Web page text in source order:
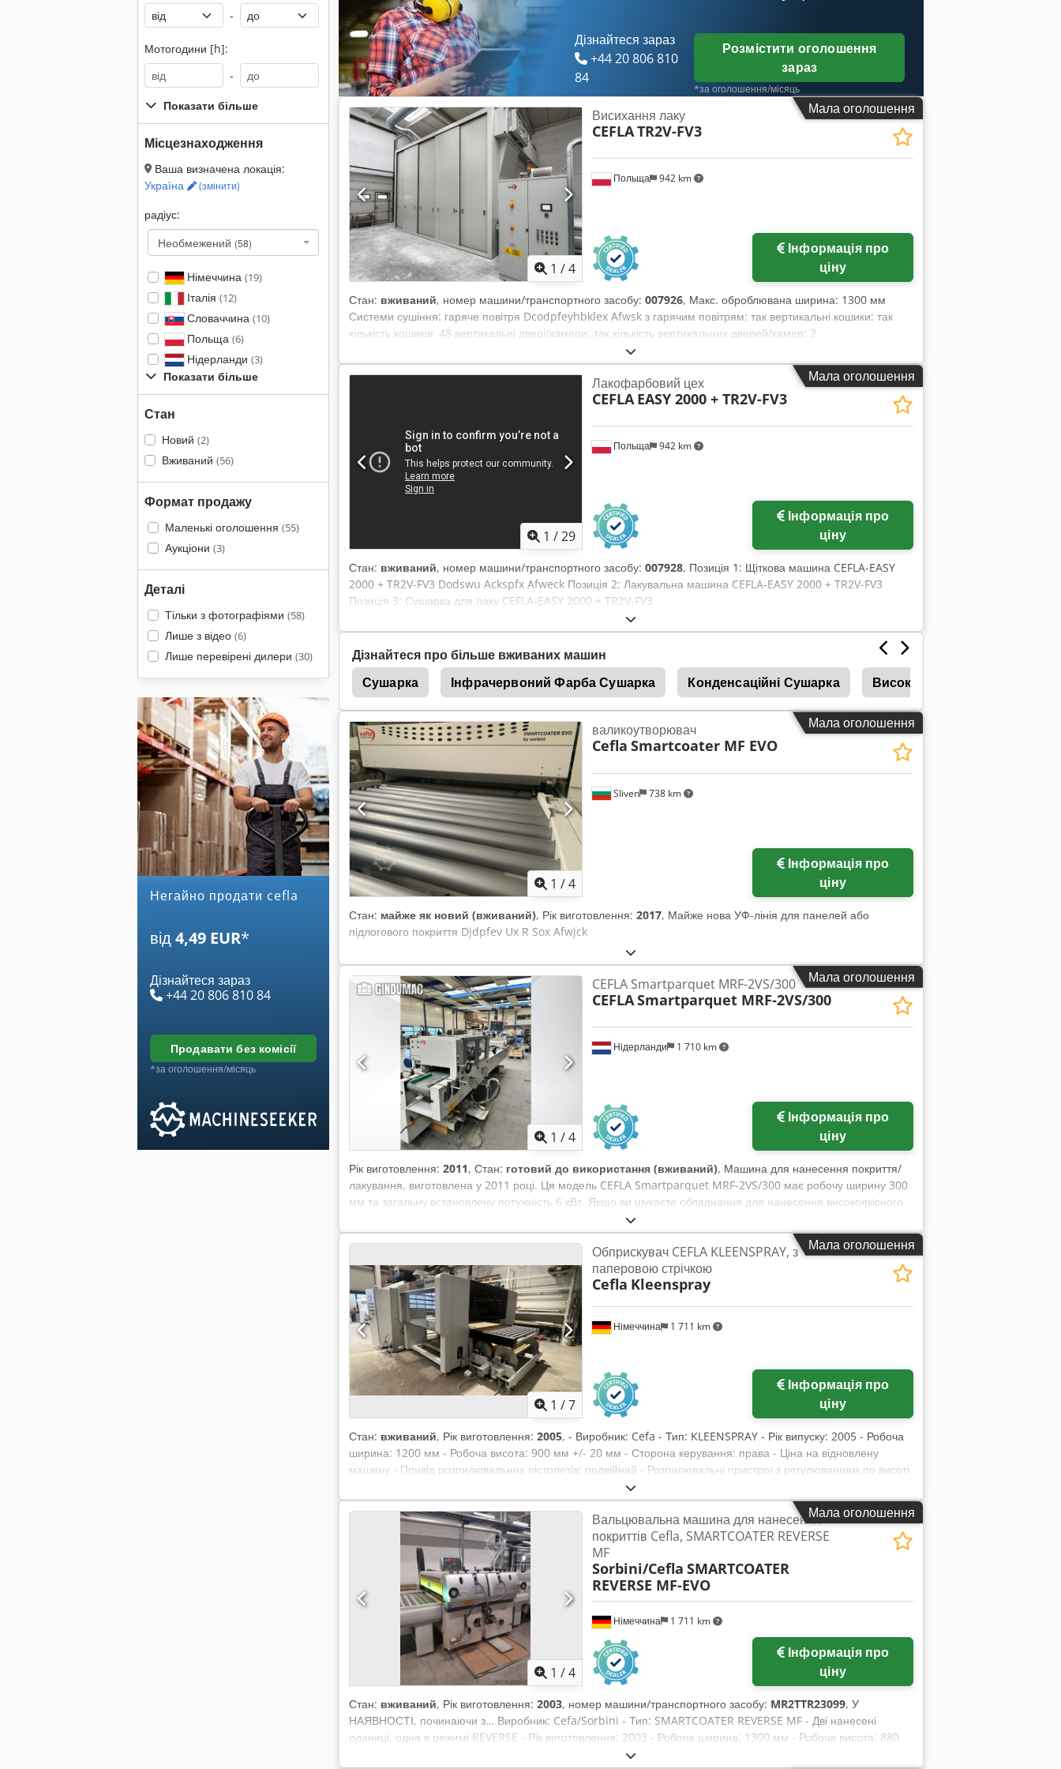
-
Мотогодини [h]:
-
Показати більше
Місцезнаходження
Ваша визначена локація:
Україна
(змінити)
радіус:
Необмежений (58)
Німеччина (19)
Італія (12)
Словаччина (10)
Польща (6)
Нідерланди (3)
Показати більше
Стан
Новий (2)
Вживаний (56)
Формат продажу
Маленькі оголошення (55)
Аукціони (3)
Деталі
Тільки з фотографіями (58)
Лише з відео (6)
Лише перевірені дилери (30)
Негайно продати cefla
від4,49 EUR*
Дізнайтеся зараз
+44 20 806 810 84
продавати без комісії
*за оголошення/місяць
Дізнайтеся зараз
+44 20 806 810
84
Розмістити оголошення
зараз
*за оголошення/місяць
Мала оголошення
1 /4
Польща 942 km
Висихання лаку
CEFLATR2V-FV3
ціну
Стан: вживаний, номер машини/транспортного засобу: 007926, Макс. оброблювана ширина: 1300 мм
Системи сушіння: гаряче повітря Dcodpfeyhbklex Afwsk з гарячим повітрям: так вертикальні кошики: так
кількість кошиків: 48 вертикальні двері/камери: так кількість вертикальних дверей/камер: 2
Мала оголошення
1 /29
Польща 942 km
Лакофарбовий цех
CEFLA EASY 2000 + TR2V-FV3
ціну
Стан: вживаний, номер машини/транспортного засобу: 007928, Позиція 1: Щіткова машина CEFLA-EASY
2000 + TR2V-FV3 Dodswu Ackspfx Afweck Позиція 2: Лакувальна машина CEFLA-EASY 2000 + TR2V-FV3
Позиція 3: Сушарка для лаку CEFLA-EASY 2000 + TR2V-FV3
Дізнайтеся про більше вживаних машин
Сушарка
Інфрачервоний Фарба Сушарка Конденсаційні Сушарка Висока Сушарка
Шредер Сортування Рослин Сліпий Покриття
Мала оголошення
1 /4
Sliven 738 km
валикоутворювач
Cefla Smartcoater MF EVO
ціну
Стан: майже як новий (вживаний), Рік виготовлення: 2017, Майже нова УФ-лінія для панелей або
підлогового покриття Djdpfev Ux R Sox Afwjck
Мала оголошення
1 /4
Нідерланди 1 710 km
CEFLA Smartparquet MRF-2VS/300
CEFLASmartparquet MRF-2VS/300
ціну
Рік виготовлення: 2011, Стан: готовий до використання (вживаний), Машина для нанесення покриття/
лакування, виготовлена у 2011 році. Ця модель CEFLA Smartparquet MRF-2VS/300 має робочу ширину 300
мм та загальну встановлену потужність 6 кВт. Якщо ви шукаєте обладнання для нанесення високоякісного
покриття, зверніть увагу на машину CEFLA Smartparquet MRF-2VS/300, яку ми пропонуємо до продажу.
Зверніться до нас для отримання додаткової інформації. • Основне електричне підключення: V, 400 Гц, 50 •
Споживання електроенергії: 6 кВт Dsdpfxezr H Nte Afweck • Машина для нанесення покриття / лакування
валиками • Робочаширина: 300 мм
Мала оголошення
1 /7
Німеччина 1 711 km
Обприскувач CEFLA KLEENSPRAY, з
паперовою стрічкою
Cefla Kleenspray
ціну
Стан: вживаний, Рік виготовлення: 2005, - Виробник: Cefa - Тип: KLEENSPRAY - Рік випуску: 2005 - Робоча
ширина: 1200 мм - Робоча висота: 900 мм +/- 20 мм - Сторона керування: права - Ціна на відновлену
машину - Привід розпилювальних пістолетів: подвійний - Розпилювальні пристрої з регулюванням по висоті
- Система сухої витяжки - Діаметр витяжного патрубка: 490 x 350 мм - Продуктивність витяжки: ~ 6500 м³/
год - Система транспортування паперової стрічки - Швидкість подачі, плавно регульована: 1,5 – 7 м/хв -
ПЛК-керування з сенсорним екраном - Кількість встановлених розпилювальних пристроїв: 4 шт. - Кількість
лакорозпилювальних насосів: 1 шт. - Призначено для розчинникових лаків - Призначено для водорозчинних
лаків - Довжина: 4300 мм Dcjdpfjxnbhvox Afwjk - Ширина: 3360 мм + 1850 мм - Висота: 2700 мм - Загальна
підключена потужність: ~ 7,1 кВт / 28,6 А - Напруга, частота: 400 / 50 - Місцезнаходження: на складі -
Максимальні коливання напруги: +/- 5 % _____ За бажанням, ми можемо додатково надати вам пропозицію
щодо монтажу та введення в експлуатацію системи, а також щодо навчання персоналу. За потреби ми
також пропонуємо регулярне технічне обслуговування та ремонт обладнання. Для отримання додаткової
інформації, звертайтеся до нас!
Мала оголошення
1 /4
Німеччина 1 711 km
Вальцювальна машина для нанесення
покриттів Cefla, SMARTCOATER REVERSE
MF
Sorbini/Cefla SMARTCOATER
REVERSE MF-EVO
ціну
Стан: вживаний, Рік виготовлення: 2003, номер машини/транспортного засобу: MR2TTR23099, У
НАЯВНОСТІ, починаючи з… Виробник: Cefa/Sorbini - Тип: SMARTCOATER REVERSE MF - Дві нанесені
одиниці, одна в режимі REVERSE - Рік виготовлення: 2003 - Робоча ширина: 1300 мм - Робоча висота: 880
мм – 940 мм - Висота оброблюваної деталі: ~3 – 80 мм - Сторона керування: права - Валик для нанесення